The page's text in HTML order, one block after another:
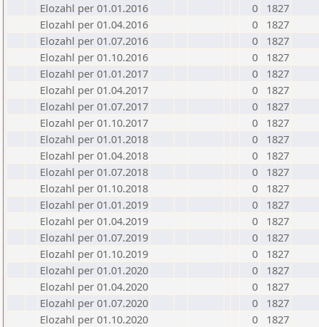
Elozahl per 01.01.2016
0
1827
Elozahl per 01.04.2016
0
1827
Elozahl per 01.07.2016
0
1827
Elozahl per 01.10.2016
0
1827
Elozahl per 01.01.2017
0
1827
Elozahl per 01.04.2017
0
1827
Elozahl per 01.07.2017
0
1827
Elozahl per 01.10.2017
0
1827
Elozahl per 01.01.2018
0
1827
Elozahl per 01.04.2018
0
1827
Elozahl per 01.07.2018
0
1827
Elozahl per 01.10.2018
0
1827
Elozahl per 01.01.2019
0
1827
Elozahl per 01.04.2019
0
1827
Elozahl per 01.07.2019
0
1827
Elozahl per 01.10.2019
0
1827
Elozahl per 01.01.2020
0
1827
Elozahl per 01.04.2020
0
1827
Elozahl per 01.07.2020
0
1827
Elozahl per 01.10.2020
0
1827